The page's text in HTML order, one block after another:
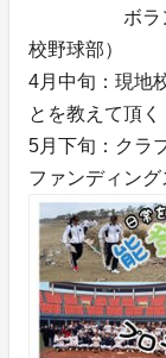
ボランティ
校野球部）
4月中旬：現地
とを教えて頂く
5月下旬：クラ
ファンディング